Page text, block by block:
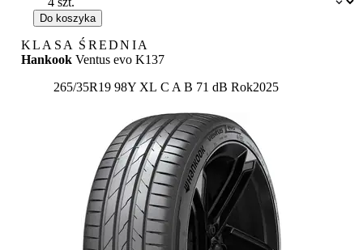
Do koszyka
KLASA ŚREDNIA
Hankook Ventus evo K137
265/35R19 98Y XL Etykieta:
C A B 71 dB Rok2025